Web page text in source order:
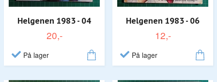
Helgenen 1983 - 04
20,-
På lager
Helgenen 1983 - 06
12,-
På lager